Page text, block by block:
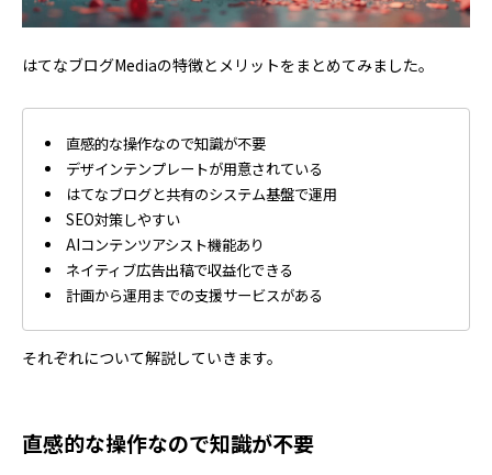
はてなブログMediaの特徴とメリットをまとめてみました。
直感的な操作なので知識が不要
デザインテンプレートが用意されている
はてなブログと共有のシステム基盤で運用
SEO対策しやすい
AIコンテンツアシスト機能あり
ネイティブ広告出稿で収益化できる
計画から運用までの支援サービスがある
それぞれについて解説していきます。
直感的な操作なので知識が不要